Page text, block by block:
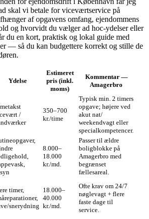
skal vi betale for viceværtservice på
af opgavens omfang, ejendommens
og hvorvidt du vælger ad hoc-ydelser eller
du en kort, praktisk og lokal guide med
— så du kan budgettere korrekt og stille de
Ydelse
Estimeret
pris (inkl.
moms)
Kommentar —
Amagerbro
/
350–700
kr./time
Typisk min. 2 timers
opgave; højere ved
akut nat/
weekendvagt eller
specialkompetencer.
8.000–
18.000
kr./md.
Passer til ældre
boligblokke på
Amagerbro med
begrænset
fællesareal.
timer,
snerydning
18.000–
40.000
kr./md.
Ofte krav om 24/7
nøglevagt + flere
faste dage til
service.